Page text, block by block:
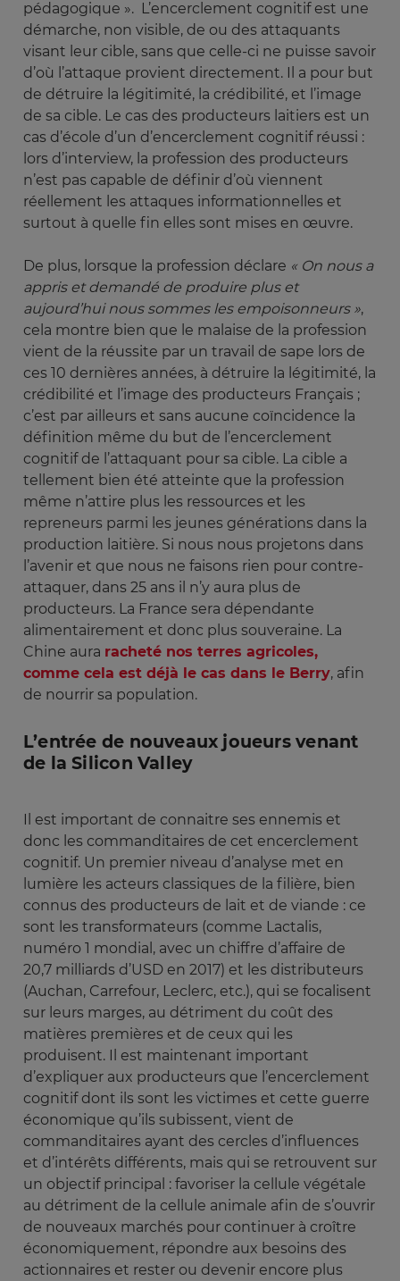
pédagogique ». L’encerclement cognitif est une
démarche, non visible, de ou des attaquants
visant leur cible, sans que celle-ci ne puisse savoir
d’où l’attaque provient directement. Il a pour but
de détruire la légitimité, la crédibilité, et l’image
de sa cible. Le cas des producteurs laitiers est un
cas d’école d’un d’encerclement cognitif réussi :
lors d’interview, la profession des producteurs
n’est pas capable de définir d’où viennent
réellement les attaques informationnelles et
surtout à quelle fin elles sont mises en œuvre.
De plus, lorsque la profession déclare « On nous a
appris et demandé de produire plus et
aujourd’hui nous sommes les empoisonneurs »,
cela montre bien que le malaise de la profession
vient de la réussite par un travail de sape lors de
ces 10 dernières années, à détruire la légitimité, la
crédibilité et l’image des producteurs Français ;
c’est par ailleurs et sans aucune coïncidence la
définition même du but de l’encerclement
cognitif de l’attaquant pour sa cible. La cible a
tellement bien été atteinte que la profession
même n’attire plus les ressources et les
repreneurs parmi les jeunes générations dans la
production laitière. Si nous nous projetons dans
l’avenir et que nous ne faisons rien pour contre-
attaquer, dans 25 ans il n’y aura plus de
producteurs. La France sera dépendante
alimentairement et donc plus souveraine. La
Chine aura racheté nos terres agricoles,
comme cela est déjà le cas dans le Berry, afin
de nourrir sa population.
L’entrée de nouveaux joueurs venant
de la Silicon Valley
Il est important de connaitre ses ennemis et
donc les commanditaires de cet encerclement
cognitif. Un premier niveau d’analyse met en
lumière les acteurs classiques de la filière, bien
connus des producteurs de lait et de viande : ce
sont les transformateurs (comme Lactalis,
numéro 1 mondial, avec un chiffre d’affaire de
20,7 milliards d’USD en 2017) et les distributeurs
(Auchan, Carrefour, Leclerc, etc.), qui se focalisent
sur leurs marges, au détriment du coût des
matières premières et de ceux qui les
produisent. Il est maintenant important
d’expliquer aux producteurs que l’encerclement
cognitif dont ils sont les victimes et cette guerre
économique qu’ils subissent, vient de
commanditaires ayant des cercles d’influences
et d’intérêts différents, mais qui se retrouvent sur
un objectif principal : favoriser la cellule végétale
au détriment de la cellule animale afin de s’ouvrir
de nouveaux marchés pour continuer à croître
économiquement, répondre aux besoins des
actionnaires et rester ou devenir encore plus